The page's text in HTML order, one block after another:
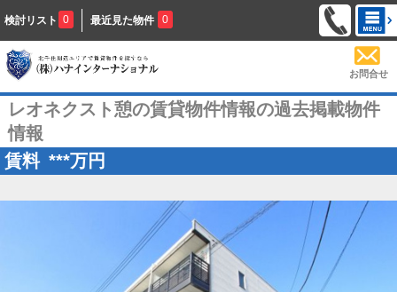
検討リスト 0 最近見た物件 0
お問合せ
レオネクスト憩の賃貸物件情報の過去掲載物件
情報
賃料 ***万円